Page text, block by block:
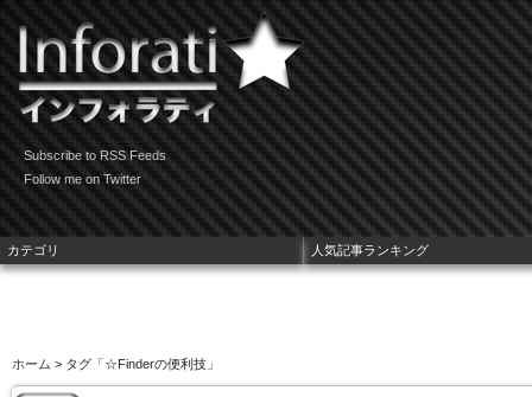
Subscribe to RSS Feeds
Follow me on Twitter
ホーム > タグ「☆Finderの便利技」
カテゴリ 人気記事ランキング